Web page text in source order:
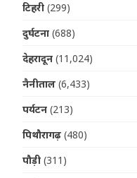
टिहरी (299)
दुर्घटना (688)
देहरादून (11,024)
नैनीताल (6,433)
पर्यटन (213)
पिथौरागढ़ (480)
पौड़ी (311)